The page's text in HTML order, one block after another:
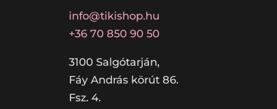
info@tikishop.hu
+36 70 850 90 50
3100 Salgótarján,
Fáy András körút 86.
Fsz. 4.